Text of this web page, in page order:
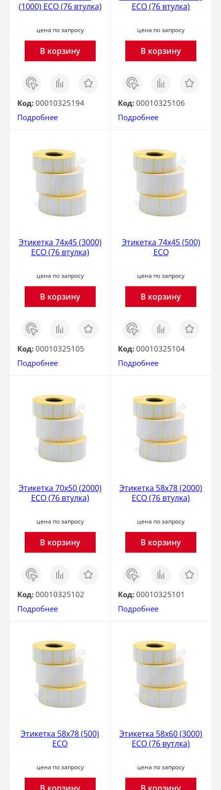
(1000) ECO (76 втулка)
цена по запросу
В корзину
Заказ
в 1
клик
Сравнить Отложить
Код: 00010325194
Подробнее
ECO (76 втулка)
цена по запросу
В корзину
Заказ
в 1
клик
Сравнить Отложить
Код: 00010325106
Подробнее
Этикетка 74х45 (3000)
ECO (76 втулка)
цена по запросу
В корзину
Заказ
в 1
клик
Сравнить Отложить
Код: 00010325105
Подробнее
Этикетка 74х45 (500)
ECO
цена по запросу
В корзину
Заказ
в 1
клик
Сравнить Отложить
Код: 00010325104
Подробнее
Этикетка 70х50 (2000)
ECO (76 втулка)
цена по запросу
В корзину
Заказ
в 1
клик
Сравнить Отложить
Код: 00010325102
Подробнее
Этикетка 58х78 (2000)
ECO (76 втулка)
цена по запросу
В корзину
Заказ
в 1
клик
Сравнить Отложить
Код: 00010325101
Подробнее
Этикетка 58х78 (500)
ECO
цена по запросу
Этикетка 58x60 (3000)
ECO (76 вутлка)
цена по запросу